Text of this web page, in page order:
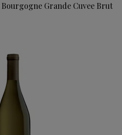
Grande Cuvee Brut